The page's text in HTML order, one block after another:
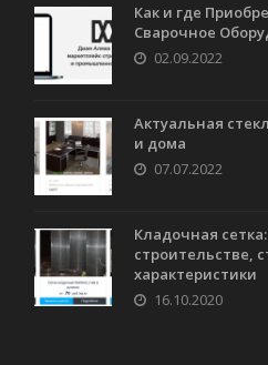
Как и где
Сварочное
02.09.2022
Актуальная
и дома
07.07.2022
Кладочная
строительстве,
характеристики
16.10.2020